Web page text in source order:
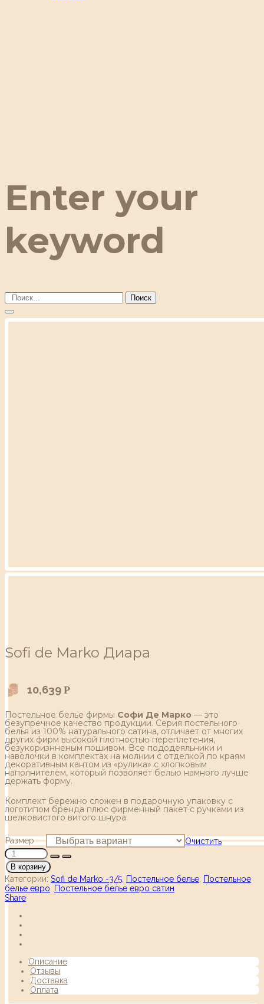
Enter your
keyword
Поиск
Sofi de Marko Диара
10,639 Р
Постельное белье фирмы Софи Де Марко — это
безупречное качество продукции. Серия постельного
белья из 100% натурального сатина, отличает от многих
других фирм высокой плотностью переплетения,
безукоризнненым пошивом. Все пододеяльники и
наволочки в комплектах на молнии с отделкой по краям
декоративным кантом из «рулика» с хлопковым
наполнителем, который позволяет белью намного лучше
держать форму.
Комплект бережно сложен в подарочную упаковку с
логотипом бренда плюс фирменный пакет с ручками из
шелковистого витого шнура.
Размер Очистить
В корзину
Категории: Sofi de Marko -3/5 Постельное белье Постельное
белье евро
Постельное белье евро сатин
Share
Описание
Отзывы
Доставка
Оплата